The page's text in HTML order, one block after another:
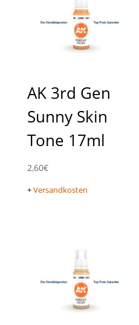
AK 3rd Gen
Sunny Skin
Tone 17ml
2,60€
+Versandkosten